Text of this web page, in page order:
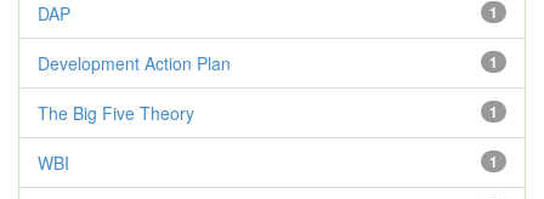
1
DAP
1
Development Action Plan
1
The Big Five Theory
1
WBI